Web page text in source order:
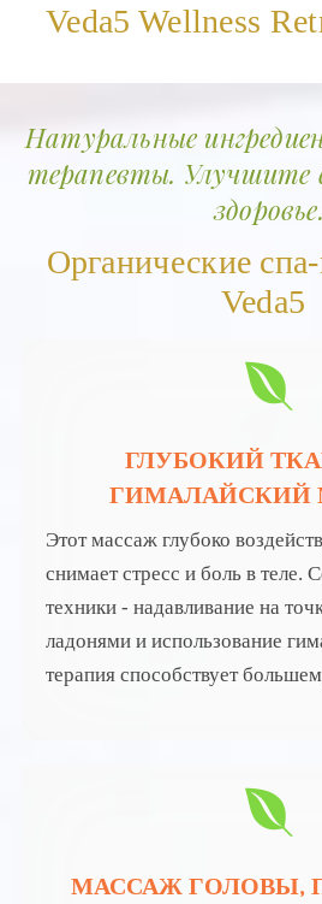
Veda5 Wellness
Натуральные
терапевты. Улучшите
здоровье.
Органические
Veda5
ГЛУБОКИЙ
ГИМАЛАЙСКИЙ
Этот массаж глубоко
снимает стресс и боль в теле.
техники - надавливание на
ладонями и использование
терапия способствует
МАССАЖ ГОЛОВЫ,